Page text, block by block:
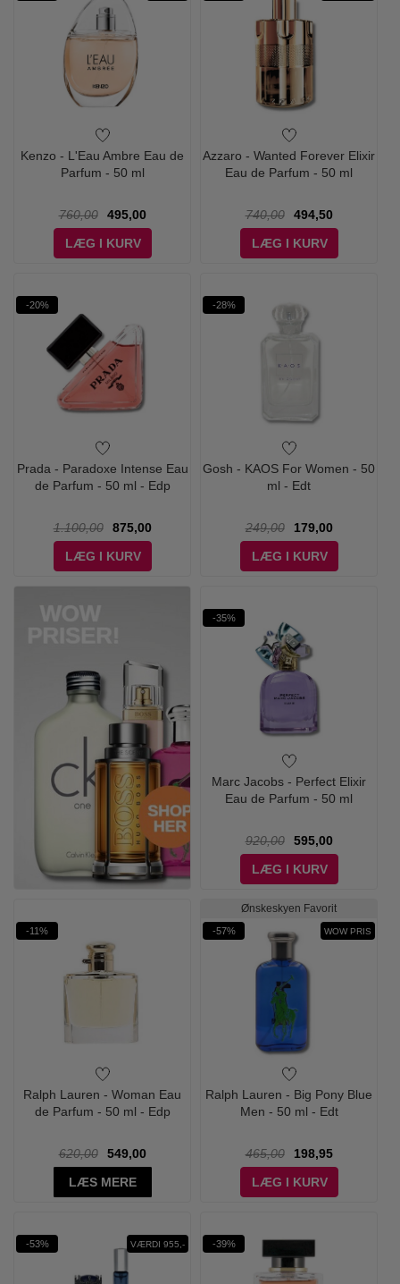
Kenzo - L'Eau Ambre Eau de
Parfum - 50 ml
760,00
495,00
LÆG I KURV
Azzaro - Wanted Forever Elixir
Eau de Parfum - 50 ml
740,00
494,50
LÆG I KURV
-20%
Prada - Paradoxe Intense Eau
de Parfum - 50 ml - Edp
1.100,00
875,00
LÆG I KURV
-28%
Gosh - KAOS For Women - 50
ml - Edt
249,00
179,00
LÆG I KURV
-35%
Marc Jacobs - Perfect Elixir
Eau de Parfum - 50 ml
920,00
595,00
LÆG I KURV
-11%
Ralph Lauren - Woman Eau
de Parfum - 50 ml - Edp
620,00
549,00
LÆS MERE
Ønskeskyen Favorit
-57% WOW PRIS
Ralph Lauren - Big Pony Blue
Men - 50 ml - Edt
465,00
198,95
LÆG I KURV
-53% VÆRDI 955,- -39%